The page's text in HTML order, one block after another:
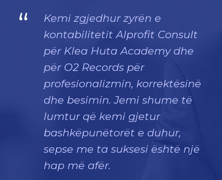
“
Kemi zgjedhur zyrën e
kontabilitetit Alprofit Consult
për Klea Huta Academy dhe
për O2 Records për
profesionalizmin, korrektësinë
dhe besimin. Jemi shume të
lumtur që kemi gjetur
bashkëpunëtorët e duhur,
sepse me ta suksesi është një
hap më afër.